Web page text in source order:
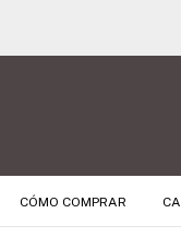
CÓMO COMPRAR